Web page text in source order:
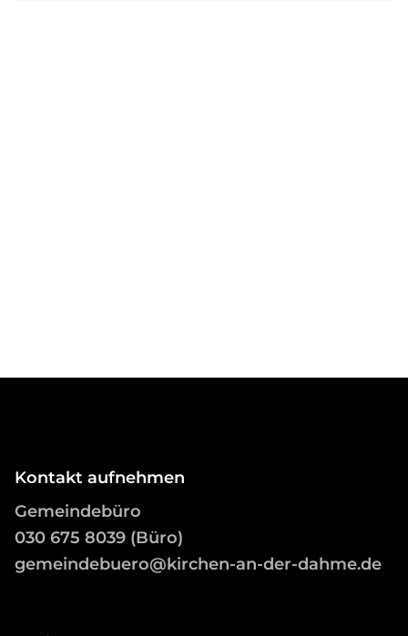
Kontakt aufnehmen
Gemeindebüro
030 675 8039 (Büro)
gemeindebuero@kirchen-an-der-dahme.de